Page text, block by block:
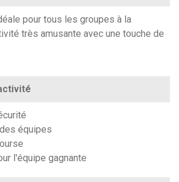
pour tous les groupes à la
très amusante avec une touche de
équipes
l'équipe gagnante